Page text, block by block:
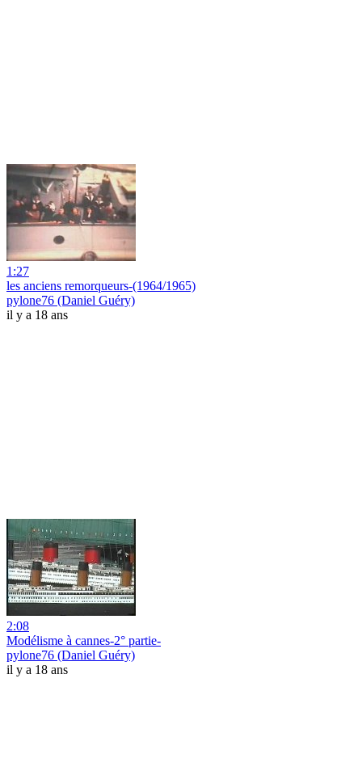
1:27
les anciens remorqueurs-(1964/1965)
pylone76 (Daniel Guéry)
il y a 18 ans
2:08
Modélisme à cannes-2° partie-
pylone76 (Daniel Guéry)
il y a 18 ans